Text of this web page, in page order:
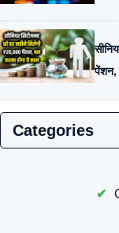
पेंशन,
Categories